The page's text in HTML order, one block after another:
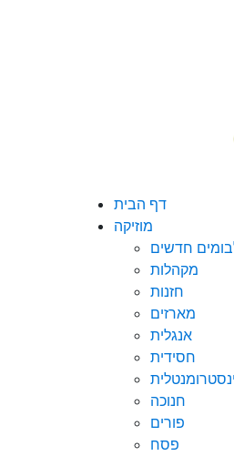
דף הבית
מוזיקה
חדשים
מקהלות
חזנות
מארזים
אנגלית
חסידית
חנוכה
פורים
פסח